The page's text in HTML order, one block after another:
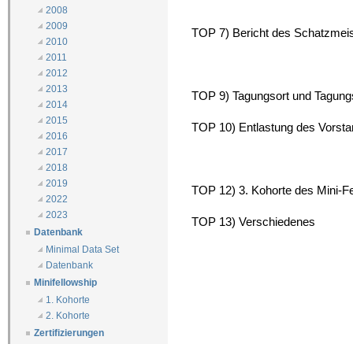
2008
2009
2010
2011
2012
2013
2014
2015
2016
2017
2018
2019
2022
2023
Datenbank
Minimal Data Set
Datenbank
Minifellowship
1. Kohorte
2. Kohorte
Zertifizierungen
TOP 7) Bericht des
TOP 9) Tagungsort und
TOP 10) Entlastung des
TOP 12) 3. Kohorte des Mini-
TOP 13) Verschiedenes